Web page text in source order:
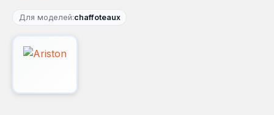
Для моделей:chaffoteaux